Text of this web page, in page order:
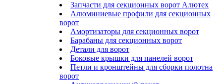
Запчасти для секционных ворот Алютех
Алюминиевые профили для секционных
ворот
Амортизаторы для секционных ворот
Барабаны для секционных ворот
Детали для ворот
Боковые крышки для панелей ворот
Петли и кронштейны для сборки полотна
ворот